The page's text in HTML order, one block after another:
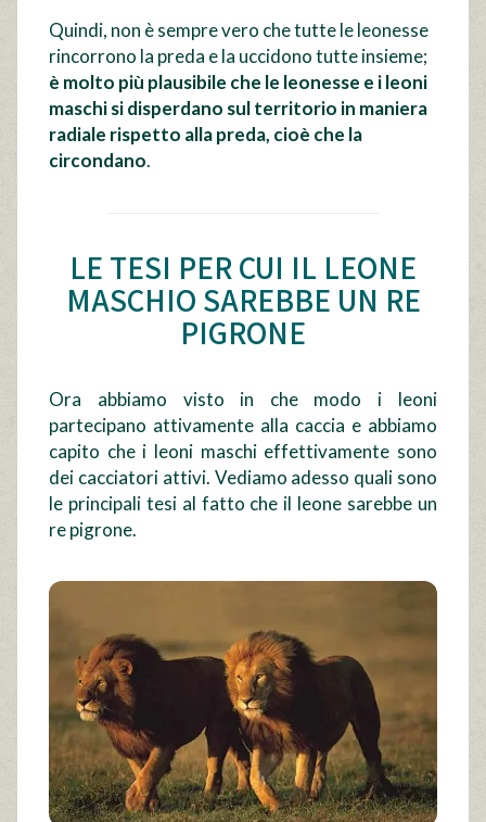
Quindi, non è sempre vero che tutte le leonesse
rincorrono la preda e la uccidono tutte insieme;
è molto più plausibile che le leonesse e i leoni
maschi si disperdano sul territorio in maniera
radiale rispetto alla preda, cioè che la
circondano.
LE TESI PER CUI IL LEONE
MASCHIO SAREBBE UN RE
PIGRONE
Ora abbiamo visto in che modo i leoni
partecipano attivamente alla caccia e abbiamo
capito che i leoni maschi effettivamente sono
dei cacciatori attivi. Vediamo adesso quali sono
le principali tesi al fatto che il leone sarebbe un
re pigrone.